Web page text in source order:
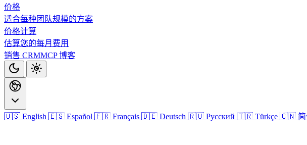
价格
适合每种团队规模的方案
价格计算
估算您的每月费用
销售 CRMMCP博客
🇺🇸 English 🇪🇸 Español 🇫🇷 Français 🇩🇪 Deutsch 🇷🇺 Русский 🇹🇷 Türkçe 🇨🇳 简